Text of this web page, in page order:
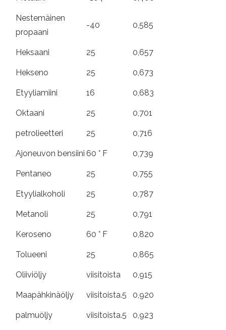
Nestemäinen
propaani
-40 0,585
Heksaani 25 0,657
Hekseno 25 0,673
Etyyliamiini 16 0,683
Oktaani 25 0,701
petrolieetteri 25 0,716
Ajoneuvon bensiini 60 ° F 0,739
Pentaneo 25 0,755
Etyylialkoholi 25 0,787
Metanoli 25 0,791
Keroseno 60 ° F 0,820
Tolueeni 25 0,865
Oliiviöljy viisitoista 0,915
Maapähkinäöljy viisitoista.5 0,920
palmuöljy viisitoista.5 0,923